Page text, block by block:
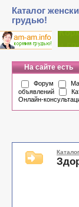
Каталог
грудью!
На сайте есть
Форум
объявлений
Онлайн-